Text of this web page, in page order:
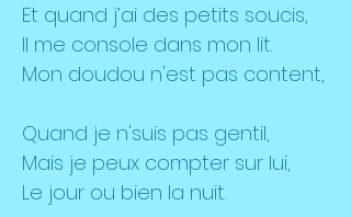
Et quand j’ai des petits soucis,
Il me console dans mon lit.
Mon doudou n'est pas content,
Quand je n'suis pas gentil,
Mais je peux compter sur lui,
Le jour ou bien la nuit.